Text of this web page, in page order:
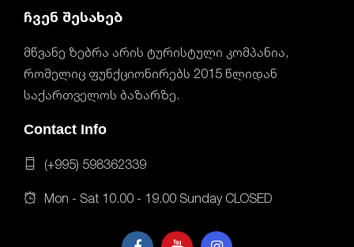
ჩვენ შესახებ
მწვანე ზებრა არის ტურისტული კომპანია,
რომელიც ფუნქციონირებს 2015 წლიდან
საქართველოს ბაზარზე.
Contact Info
(+995) 598362339
Mon - Sat 10.00 - 19.00 Sunday CLOSED